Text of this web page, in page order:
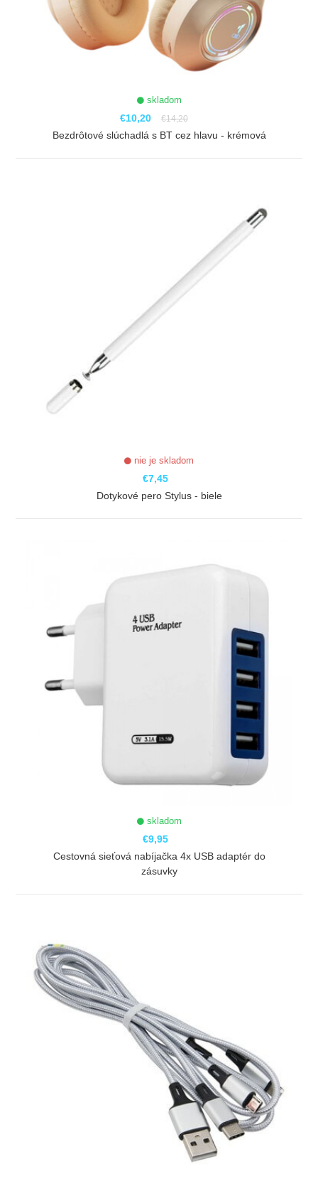
skladom
€10,20 €14,20
Bezdrôtové slúchadlá s BT cez hlavu - krémová
nie je skladom
€7,45
Dotykové pero Stylus - biele
skladom
€9,95
Cestovná sieťová nabíjačka 4x USB adaptér do
zásuvky